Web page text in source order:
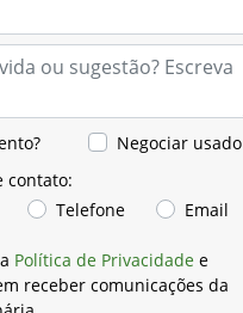
Negociar usado
contato:
Telefone Email
Política de Privacidade e
receber comunicações da